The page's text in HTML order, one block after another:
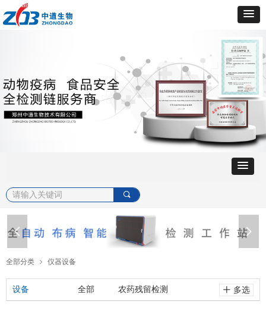
全部分类 ꁇ 仪器设备
设备 ꄸ 多选
全部 农药残留检测
끠
넳 넲